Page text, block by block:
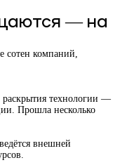
— на
сотен компаний,
раскрытия технологии —
Прошла несколько
внешней